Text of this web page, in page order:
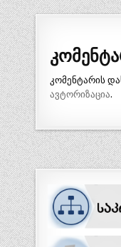
კომენტარის
ავტორიზაცია.